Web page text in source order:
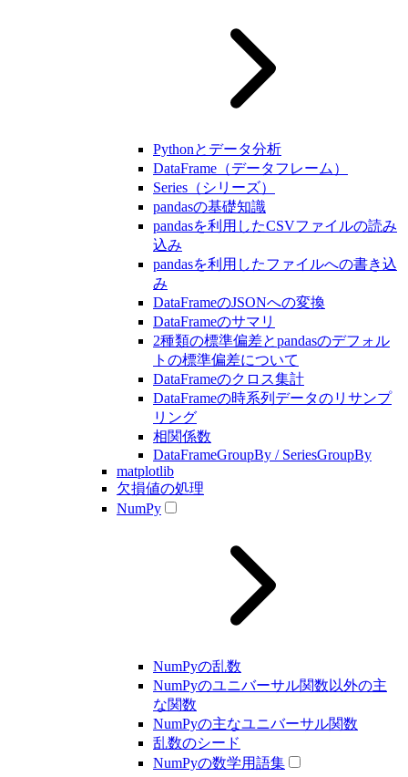
Pythonとデータ分析
DataFrame（データフレーム）
Series（シリーズ）
pandasの基礎知識
pandasを利用したCSVファイルの読み
込み
pandasを利用したファイルへの書き込
み
DataFrameのJSONへの変換
DataFrameのサマリ
2種類の標準偏差とpandasのデフォル
トの標準偏差について
DataFrameのクロス集計
DataFrameの時系列データのリサンプ
リング
相関係数
DataFrameGroupBy / SeriesGroupBy
matplotlib
欠損値の処理
NumPy
NumPyの乱数
NumPyのユニバーサル関数以外の主
な関数
NumPyの主なユニバーサル関数
乱数のシード
NumPyの数学用語集